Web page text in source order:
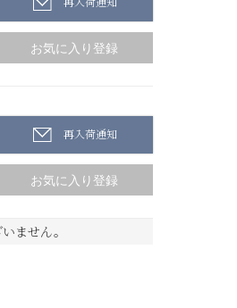
再入荷通知
ません。